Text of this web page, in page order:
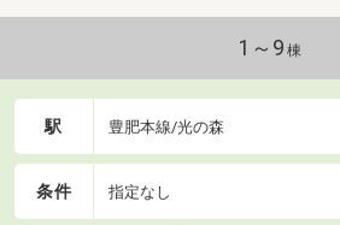
1～9 棟
駅 豊肥本線/光の森
条件 指定なし